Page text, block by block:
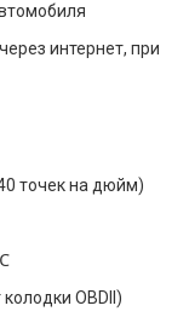
интернет, при
точек на дюйм)
OBDII)